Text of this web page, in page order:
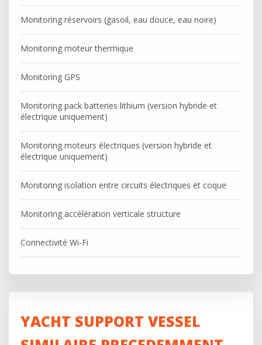
Monitoring réservoirs (gasoil, eau douce, eau noire)
Monitoring moteur thermique
Monitoring GPS
Monitoring pack batteries lithium (version hybride et
électrique uniquement)
Monitoring moteurs électriques (version hybride et
électrique uniquement)
Monitoring isolation entre circuits électriques et coque
Monitoring accélération verticale structure
Connectivité Wi-Fi
YACHT SUPPORT VESSEL